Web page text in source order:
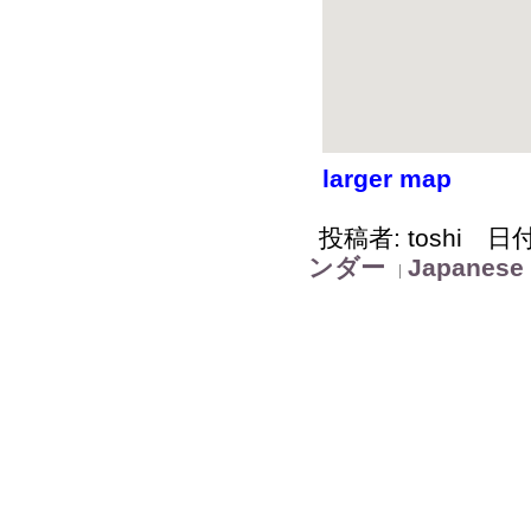
larger map
投稿者: toshi 日
ンダー
Japanese